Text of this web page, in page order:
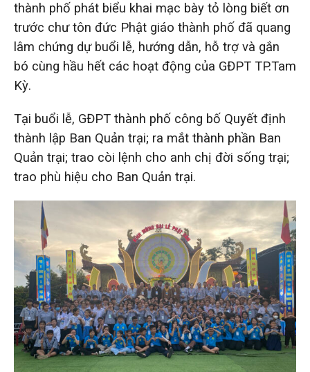
thành phố phát biểu khai mạc bày tỏ lòng biết ơn
trước chư tôn đức Phật giáo thành phố đã quang
lâm chứng dự buổi lễ, hướng dẫn, hỗ trợ và gắn
bó cùng hầu hết các hoạt động của GĐPT TP.Tam
Kỳ.
Tại buổi lễ, GĐPT thành phố công bố Quyết định
thành lập Ban Quản trại; ra mắt thành phần Ban
Quản trại; trao còi lệnh cho anh chị đời sống trại;
trao phù hiệu cho Ban Quản trại.